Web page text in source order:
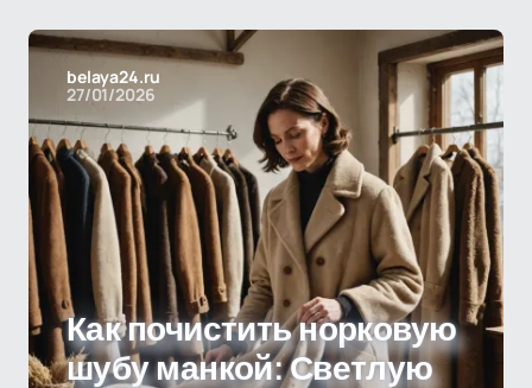
belaya24.ru
27/01/2026
Как почистить норковую
шубу манкой: Светлую